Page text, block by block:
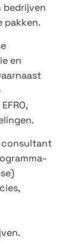
bedrijven
pakken.
en
consultant